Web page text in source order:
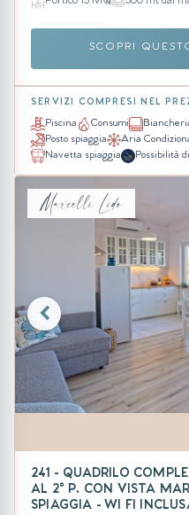
SCOPRI
SERVIZI COMPRESI NEL
Piscina Consumi
Posto spiaggia
Aria
Navetta spiaggia
Possibilità
Marcelli Lido
241 - QUADRILO
AL 2° P. CON VISTA
SPIAGGIA - WI FI